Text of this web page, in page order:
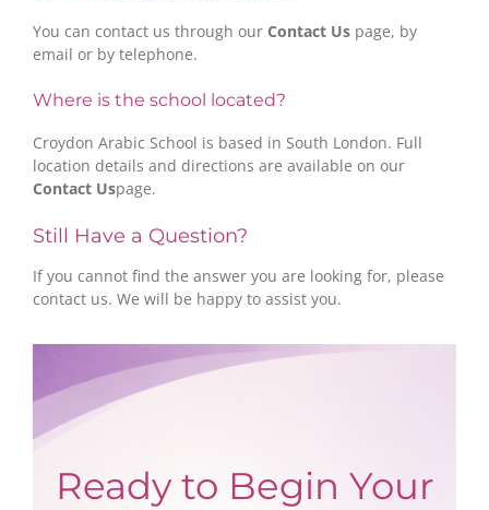
You can contact us through our Contact Us page, by
email or by telephone.
Where is the school located?
Croydon Arabic School is based in South London. Full
location details and directions are available on our
Contact Uspage.
Still Have a Question?
If you cannot find the answer you are looking for, please
contact us. We will be happy to assist you.
Ready to Begin Your